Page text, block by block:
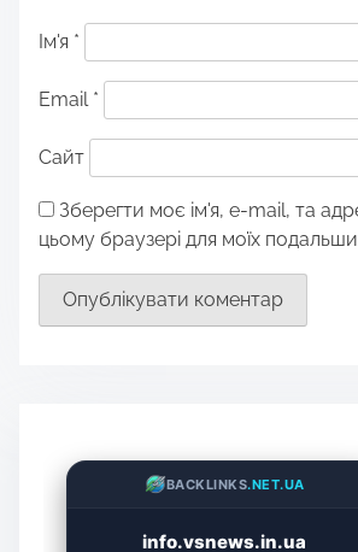
Ім'я *
Email *
Сайт
Зберегти моє ім'я, e-mail, та
цьому браузері для моїх